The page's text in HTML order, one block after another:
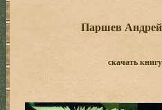
Паршев
скачать